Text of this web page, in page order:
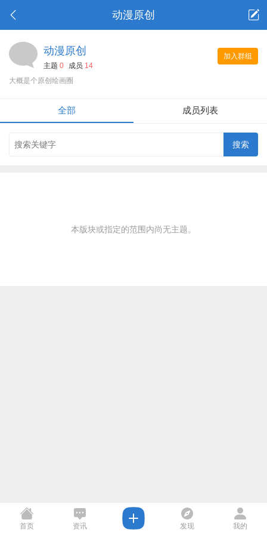
动漫原创
加入群组
动漫原创
主题 0 成员 14
大概是个原创绘画圈
全部 成员列表
本版块或指定的范围内尚无主题。
首页 资讯 发现 我的